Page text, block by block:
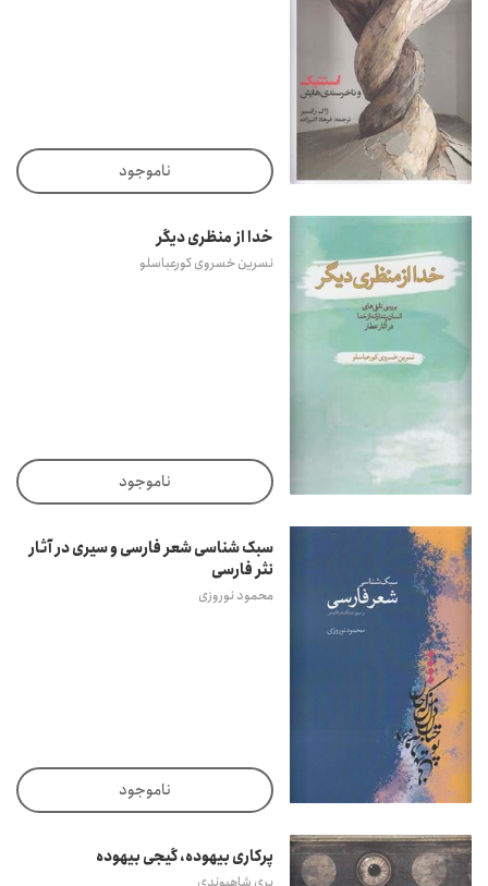
ناموجود
خدا از منظری دیگر
نسرین خسروی کورعباسلو
ناموجود
سبک شناسی شعر فارسی و سیری در آثار
نثر فارسی
محمود نوروزی
ناموجود
پرکاری بیهوده، گیجی بیهوده